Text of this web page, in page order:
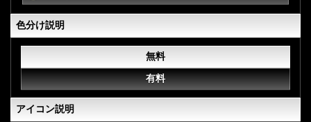
色分け説明
無料
有料
アイコン説明